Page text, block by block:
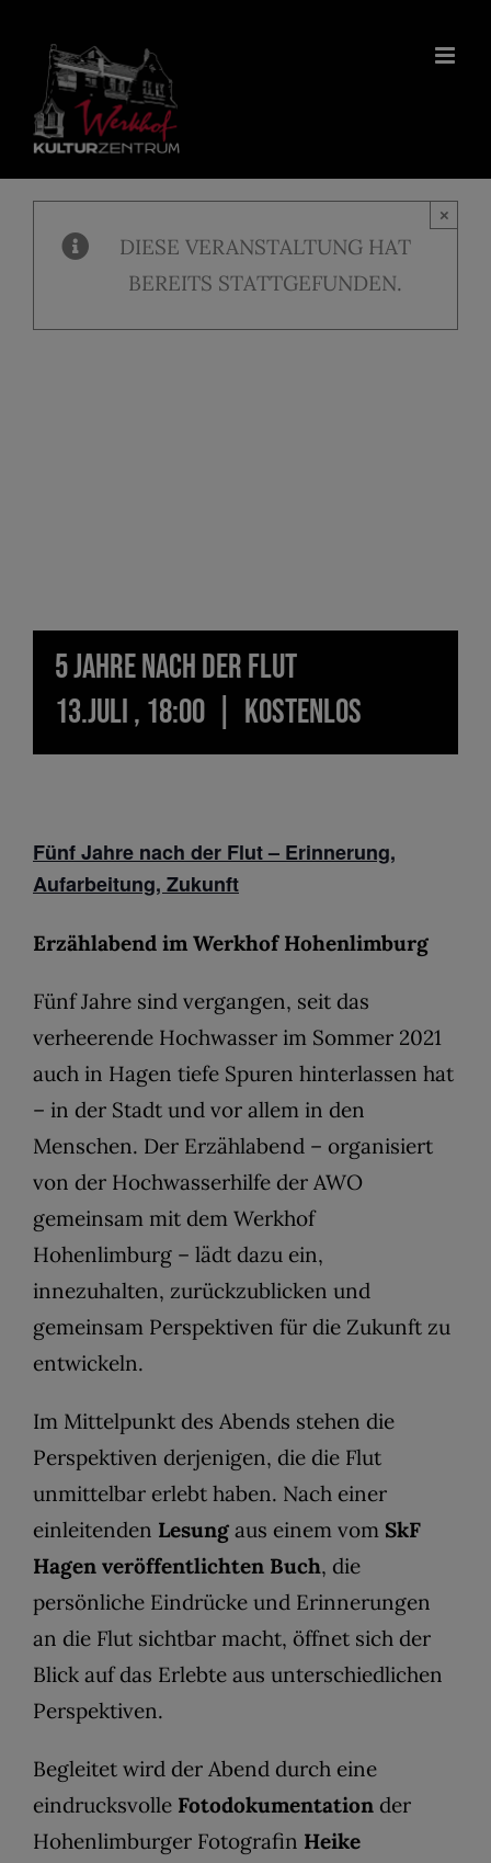
Inhalt
springen
DIESE VERANSTALTUNG HAT
BEREITS STATTGEFUNDEN.
×
5 Jahre nach der Flut
13.Juli , 18:00
KOSTENLOS
Fünf Jahre nach der Flut – Erinnerung,
Aufarbeitung, Zukunft
Erzählabend im Werkhof Hohenlimburg
Fünf Jahre sind vergangen, seit das
verheerende Hochwasser im Sommer 2021
auch in Hagen tiefe Spuren hinterlassen hat
– in der Stadt und vor allem in den
Menschen. Der Erzählabend – organisiert
von der Hochwasserhilfe der AWO
gemeinsam mit dem Werkhof
Hohenlimburg – lädt dazu ein,
innezuhalten, zurückzublicken und
gemeinsam Perspektiven für die Zukunft zu
entwickeln.
Im Mittelpunkt des Abends stehen die
Perspektiven derjenigen, die die Flut
unmittelbar erlebt haben. Nach einer
einleitenden Lesung aus einem vom SkF
Hagen veröffentlichten Buch, die
persönliche Eindrücke und Erinnerungen
an die Flut sichtbar macht, öffnet sich der
Blick auf das Erlebte aus unterschiedlichen
Perspektiven.
Begleitet wird der Abend durch eine
eindrucksvolle Fotodokumentation der
Hohenlimburger Fotografin Heike